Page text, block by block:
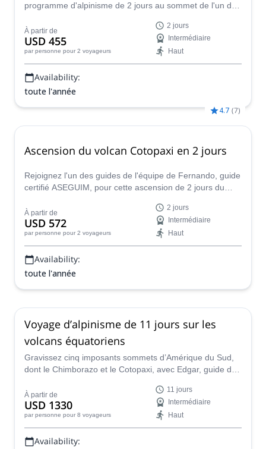
programme d'alpinisme de 2 jours au sommet de l'un des
À partir de
USD 455
par personne pour 2 voyageurs
2 jours
Intermédiaire
Haut
Availability:
toute l'année
4.7 (7)
Ascension du volcan Cotopaxi en 2 jours
Rejoignez l'un des guides de l'équipe de Fernando, guide
certifié ASEGUIM, pour cette ascension de 2 jours du
volcan actif !
À partir de
USD 572
par personne pour 2 voyageurs
2 jours
Intermédiaire
Haut
Availability:
toute l'année
Voyage d’alpinisme de 11 jours sur les
volcans équatoriens
Gravissez cinq imposants sommets d’Amérique du Sud,
dont le Chimborazo et le Cotopaxi, avec Edgar, guide de
À partir de
USD 1330
par personne pour 8 voyageurs
11 jours
Intermédiaire
Haut
Availability: